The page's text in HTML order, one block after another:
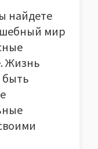
найдете
мир
Жизнь
быть